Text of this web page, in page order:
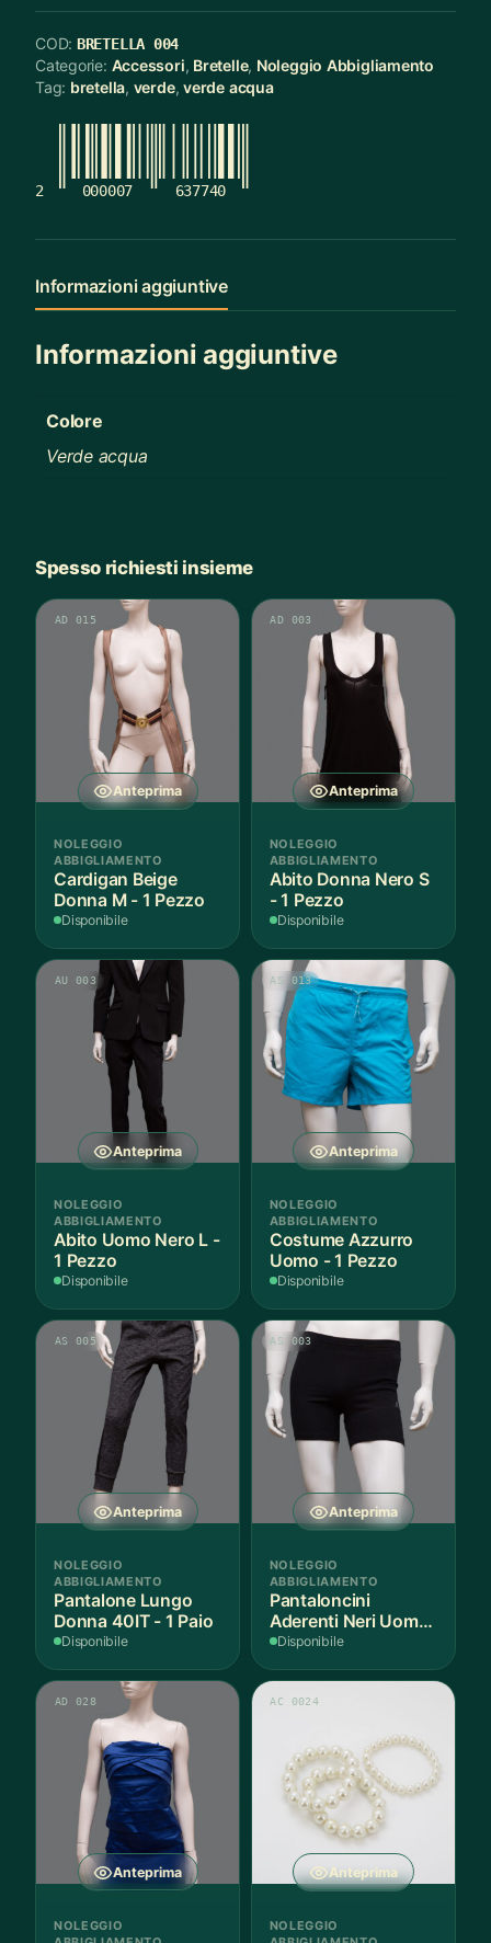
COD: BRETELLA 004
Categorie: Accessori, Bretelle, Noleggio Abbigliamento
Tag: bretella, verde,verde acqua
2 000007 637740
Informazioni aggiuntive
Informazioni aggiuntive
Colore
Verde acqua
Spesso richiesti insieme
Anteprima
AD 015
NOLEGGIO
ABBIGLIAMENTO
Cardigan Beige
Donna M - 1 Pezzo
Disponibile
Anteprima
AD 003
NOLEGGIO
ABBIGLIAMENTO
Abito Donna Nero S
- 1 Pezzo
Disponibile
Anteprima
AU 003
NOLEGGIO
ABBIGLIAMENTO
Abito Uomo Nero L -
1 Pezzo
Disponibile
Anteprima
AS 013
NOLEGGIO
ABBIGLIAMENTO
Costume Azzurro
Uomo - 1 Pezzo
Disponibile
Anteprima
AS 005
NOLEGGIO
ABBIGLIAMENTO
Pantalone Lungo
Donna 40IT - 1 Paio
Disponibile
Anteprima
AS 003
NOLEGGIO
ABBIGLIAMENTO
Pantaloncini
Aderenti Neri Uomo
S - 2 Paia
Disponibile
Anteprima
AD 028
NOLEGGIO
Anteprima
AC 0024
NOLEGGIO